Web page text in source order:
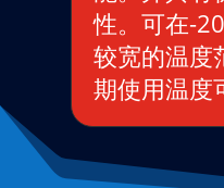
性。可在-
较宽的温度
期使用温度